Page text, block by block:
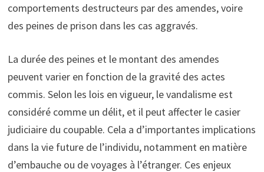
comportements destructeurs par des amendes, voire
des peines de prison dans les cas aggravés.
La durée des peines et le montant des amendes
peuvent varier en fonction de la gravité des actes
commis. Selon les lois en vigueur, le vandalisme est
considéré comme un délit, et il peut affecter le casier
judiciaire du coupable. Cela a d’importantes implications
dans la vie future de l’individu, notamment en matière
d’embauche ou de voyages à l’étranger. Ces enjeux